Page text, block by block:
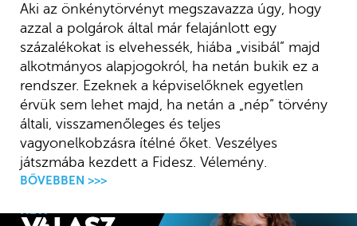
Aki az önkénytörvényt megszavazza úgy, hogy
azzal a polgárok által már felajánlott egy
százalékokat is elvehessék, hiába „visibál” majd
alkotmányos alapjogokról, ha netán bukik ez a
rendszer. Ezeknek a képviselőknek egyetlen
érvük sem lehet majd, ha netán a „nép” törvény
általi, visszamenőleges és teljes
vagyonelkobzásra ítélné őket. Veszélyes
játszmába kezdett a Fidesz. Vélemény.
BŐVEBBEN >>>